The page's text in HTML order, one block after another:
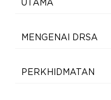
UTAMA
MENGENAI DRSA
PERKHIDMATAN